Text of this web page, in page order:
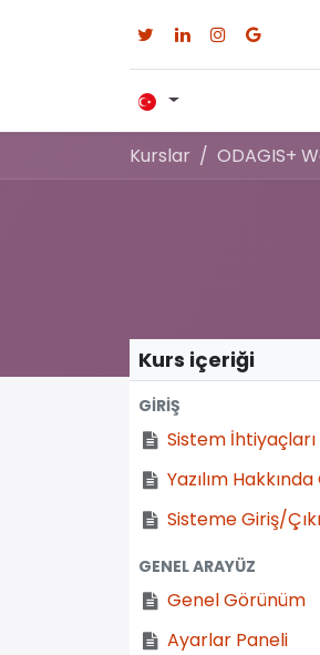
Kurslar ODAGIS+
Kurs içeriği
GİRİŞ
Sistem İhtiyaçları
Yazılım
Sisteme Giriş/
GENEL ARAYÜZ
Genel Görünüm
Ayarlar Paneli